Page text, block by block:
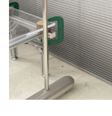
最
新
製